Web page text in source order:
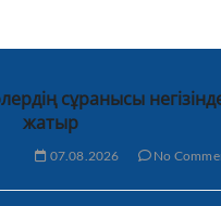
сұранысы
жатыр
07.08.2026 No